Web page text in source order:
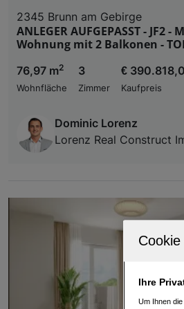
2345 Brunn am Gebirge
ANLEGER AUFGEPASST - JF2
Wohnung mit 2 Balkonen -
76,97 m2
Wohnfläche
3
Zimmer
€
Kaufpreis
Dominic Lorenz
Lorenz Real Construct
Ihre
Um Ihnen